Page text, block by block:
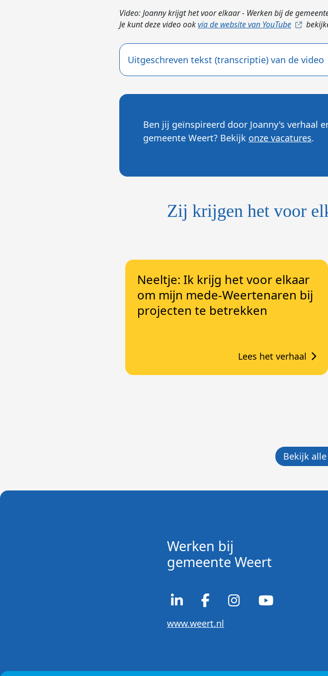
Video: Joanny krijgt het voor elkaar - Werken bij de
Je kunt deze video ookvia de website van YouTube
Uitgeschreven tekst (transcriptie) van de video
Ben jij geïnspireerd door Joanny's verhaal
gemeente Weert? Bekijk onze vacatures.
Zij krijgen het voor
Neeltje: Ik krijg het voor elkaar
om mijn mede-Weertenaren bij
projecten te betrekken
Lees het verhaal
Bekijk
Werken bij
gemeente Weert
www.weert.nl